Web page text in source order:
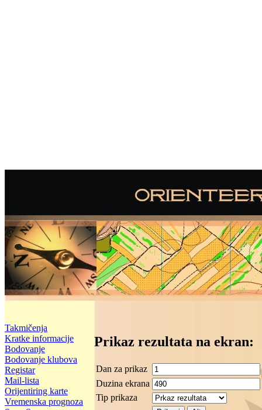
Takmičenja
Kratke informacije
Bodovanje
Bodovanje klubova
Registar
Mail-lista
Orijentiring karte
Vremenska prognoza
Prikaz rezultata na ekran:
Dan za prikaz
Duzina ekrana
Tip prikaza